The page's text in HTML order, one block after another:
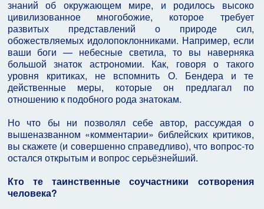
знаний об окружающем мире, и родилось высоко
цивилизованное многобожие, которое требует
развитых представлений о природе сил,
обожествляемых идолопоклонниками. Например, если
ваши боги — небесные светила, то вы наверняка
большой знаток астрономии. Как, говоря о такого
уровня критиках, не вспомнить О. Бендера и те
действенные меры, которые он предлагал по
отношению к подобного рода знатокам.
Но что бы ни позволял себе автор, рассуждая о
вышеназванном «комментарии» библейских критиков,
вы скажете (и совершенно справедливо), что вопрос-то
остался открытым и вопрос серьёзнейший.
Кто те таинственные соучастники сотворения
человека?